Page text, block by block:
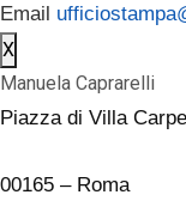
Email
X
Manuela Caprarelli
Piazza di Villa
00165 – Roma